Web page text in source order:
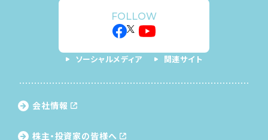
FOLLOW
ソーシャルメディア 関連サイト
会社情報
株主・投資家の皆様へ